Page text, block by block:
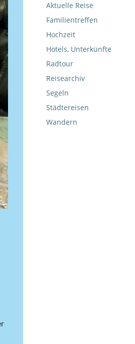
Aktuelle Reise
Familientreffen
Hochzeit
Hotels, Unterkünfte
Radtour
Reisearchiv
Segeln
Städtereisen
Wandern